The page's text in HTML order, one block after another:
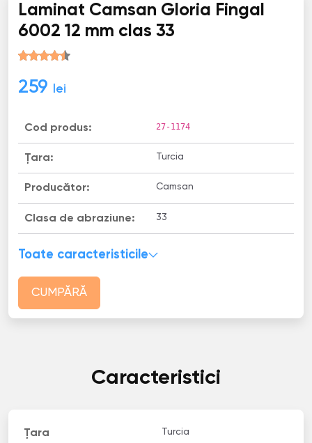
Laminat Camsan Gloria Fingal
6002 12 mm clas 33
259 lei
Cod produs: 27-1174
Țara: Turcia
Producător: Camsan
Clasa de abraziune: 33
Toate caracteristicile
CUMPĂRĂ
Caracteristici
Țara Turcia